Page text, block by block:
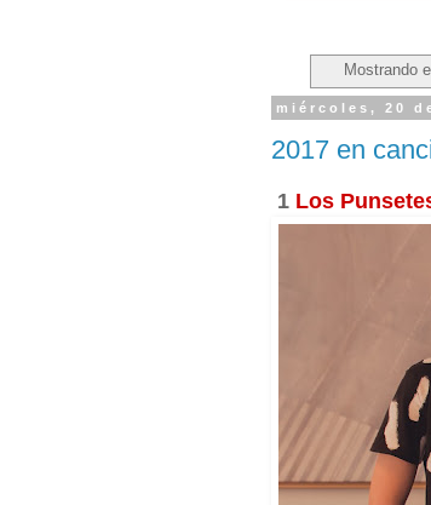
Mostrando
miércoles, 20
2017 en
1 Los